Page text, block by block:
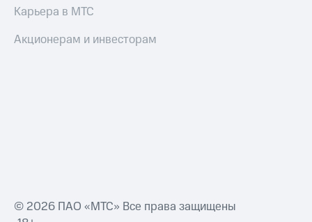
Карьера в МТС
Акционерам и инвесторам
© 2026 ПАО «МТС» Все права защищены